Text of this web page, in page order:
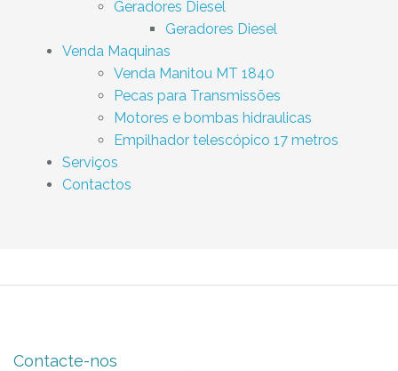
Geradores Diesel
Geradores Diesel
Venda Maquinas
Venda Manitou MT 1840
Pecas para Transmissões
Motores e bombas hidraulicas
Empilhador telescópico 17 metros
Serviços
Contactos
Contacte-nos